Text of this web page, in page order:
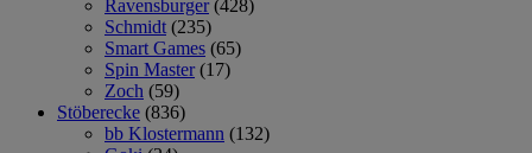
Ravensburger (428)
Schmidt (235)
Smart Games (65)
Spin Master (17)
Zoch (59)
Stöberecke (836)
bb Klostermann (132)